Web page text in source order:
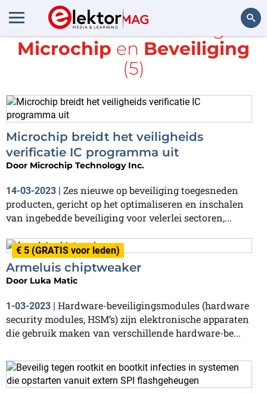
Zoeken
Alle items met de tags
Microchip en Beveiliging
(5)
Microchip breidt het veiligheids
verificatie IC programma uit
Door Microchip Technology Inc.
14-03-2023 | Zes nieuwe op beveiliging toegesneden
producten, gericht op het optimaliseren en inschalen
van ingebedde beveiliging voor velerlei sectoren,...
€ 5 (GRATIS voor leden)
Armeluis chiptweaker
Door Luka Matic
1-03-2023 | Hardware-beveiligingsmodules (hardware
security modules, HSM’s) zijn elektronische apparaten
die gebruik maken van verschillende hardware-be...